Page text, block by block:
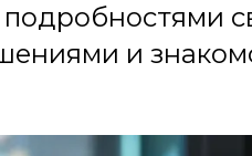
и